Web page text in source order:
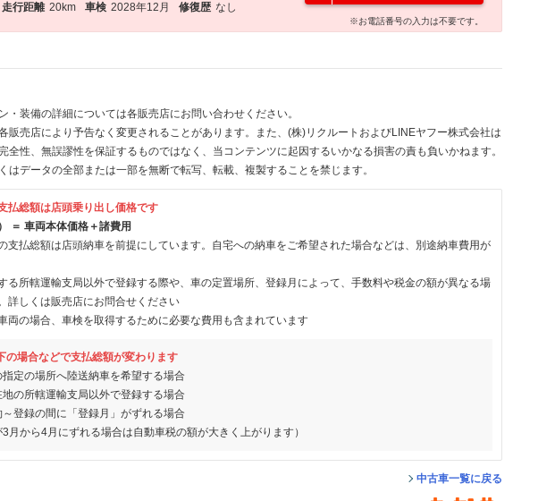
走行距離 20km 車検 2028年12月 修復歴 なし
※お電話番号の入力は不要です。
・装備の詳細については各販売店にお問い合わせください。
販売店により予告なく変更されることがあります。また、(株)リクルートおよびLINEヤフー株式会社は
全性、無誤謬性を保証するものではなく、当コンテンツに起因するいかなる損害の責も負いかねます。
はデータの全部または一部を無断で転写、転載、複製することを禁じます。
払総額は店頭乗り出し価格です
＝ 車両本体価格＋諸費用
支払総額は店頭納車を前提にしています。自宅への納車をご希望された場合などは、別途納車費用が
る所轄運輸支局以外で登録する際や、車の定置場所、登録月によって、手数料や税金の額が異なる場
詳しくは販売店にお問合せください
両の場合、車検を取得するために必要な費用も含まれています
の場合などで支払総額が変わります
指定の場所へ陸送納車を希望する場合
の所轄運輸支局以外で登録する場合
登録の間に「登録月」がずれる場合
3月から4月にずれる場合は自動車税の額が大きく上がります）
中古車一覧に戻る